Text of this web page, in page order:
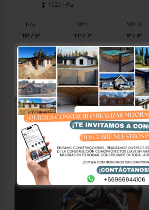
1026 hPa
Hoy
10º / 5º
0%
Mñn.
11º / 7º
100%
Sáb. 8
9º / 8º
100%
El tiempo en Talcahuano